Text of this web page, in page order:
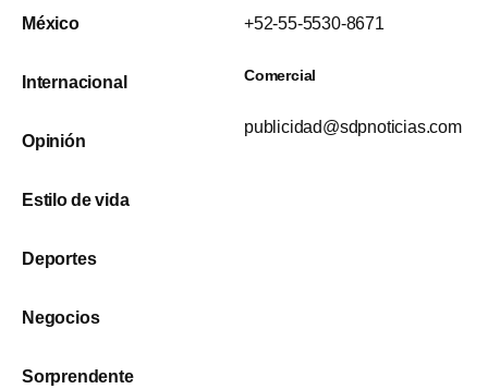
México
Internacional
Opinión
Estilo de vida
Deportes
Negocios
Sorprendente
+52-55-5530-8671
Comercial
publicidad@sdpnoticias.com